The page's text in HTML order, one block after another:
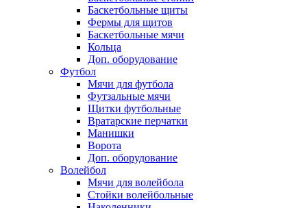
Баскетбольные щиты
Фермы для щитов
Баскетбольные мячи
Кольца
Доп. оборудование
Футбол
Мячи для футбола
Футзальные мячи
Щитки футбольные
Вратарские перчатки
Манишки
Ворота
Доп. оборудование
Волейбол
Мячи для волейбола
Стойки волейбольные